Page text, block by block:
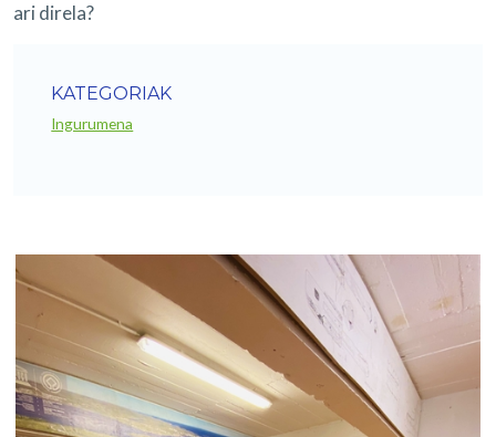
ari direla?
KATEGORIAK
Ingurumena